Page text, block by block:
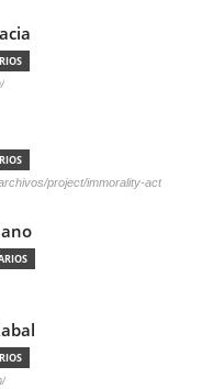
project/immorality-act